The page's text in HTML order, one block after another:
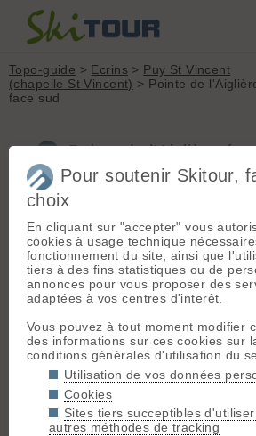
Topo-guide > Ecrins > Puy St Vincent
(chapelle St Vincent) > Pointe de
face sud
Pointe de l'Aiglière,
Départ :
(chapelle St Vincent)(1462 m) -
Briançon ou Embrun > l'Argentière >
les Vigneaux > Puy Saint Vincent.
La chapelle St Vincent (1462m) se
trouve entre le village et la station
1600.
Itinéraire :arrivé sous la face
sud prendre un couloir étroit puis
prendre à gauche une écharpe pour
contourner la barre rocheuse.
continuer en ascendance vers la
droite jusqu'au sommet (évident)
Pour soutenir Skitour,
choix
En cliquant sur "accepter" vous
cookies à usage technique
fonctionnement du site, ainsi que
tiers à des fins statistiques ou de
annonces pour vous proposer des
adaptées à vos centres d'interêt.
Vous pouvez à tout moment modifier
des informations sur ces cookies sur
conditions générales d'utilisation du
Utilisation de vos données
Cookies
Sites tiers succeptibles
autres méthodes de tracking